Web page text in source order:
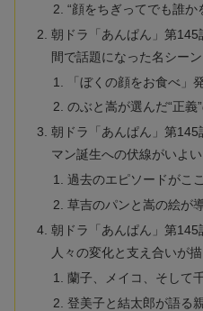
“顔をちぎってでも誰か
朝ドラ「あんぱん」第
間で話題になった名シー
「ぼくの顔をお食べ」
のぶと嵩が選んだ“正義
朝ドラ「あんぱん」第
マン誕生への伏線がいよ
過去のエピソードがこ
草吉のパンと嵩の絵が
朝ドラ「あんぱん」第
人々の変化と支え合いが
蘭子、メイコ、そして
登美子と結太郎が語る